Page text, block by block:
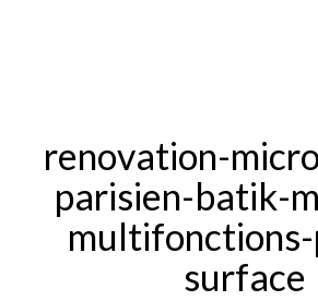
renovation-
parisien-batik-
surface